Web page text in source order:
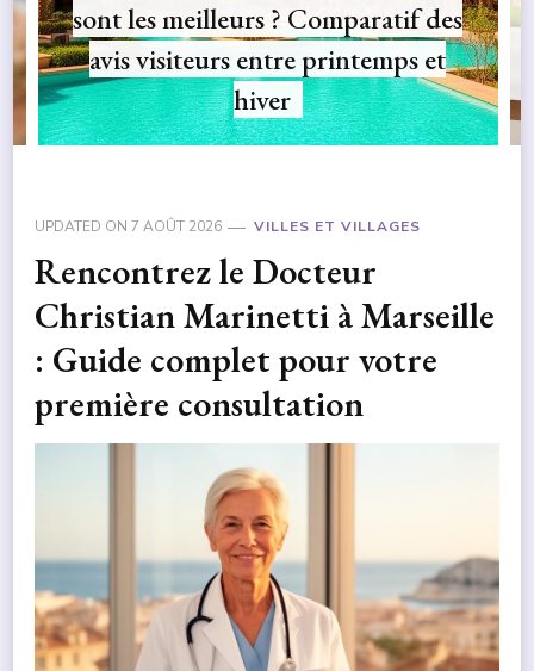
Comment choisir une agence
marketing digital en Dracénie pour
booster votre visibilité en ligne
UPDATED ON 7 AOÛT 2026 VILLES ET VILLAGES
Rencontrez le Docteur
Christian Marinetti à Marseille
: Guide complet pour votre
première consultation